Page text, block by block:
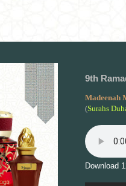
9th
Madeenah
(Surahs
Download